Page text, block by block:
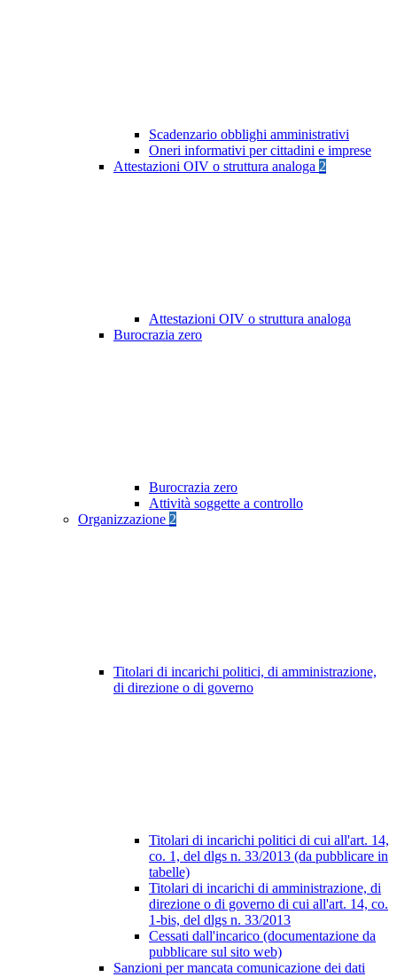
Scadenzario obblighi amministrativi
Oneri informativi per cittadini e imprese
Attestazioni OIV o struttura analoga 2
Attestazioni OIV o struttura analoga
Burocrazia zero
Burocrazia zero
Attività soggette a controllo
Organizzazione 2
Titolari di incarichi politici, di amministrazione,
di direzione o di governo
Titolari di incarichi politici di cui all'art. 14,
co. 1, del dlgs n. 33/2013 (da pubblicare in
tabelle)
Titolari di incarichi di amministrazione, di
direzione o di governo di cui all'art. 14, co.
1-bis, del dlgs n. 33/2013
Cessati dall'incarico (documentazione da
pubblicare sul sito web)
Sanzioni per mancata comunicazione dei dati